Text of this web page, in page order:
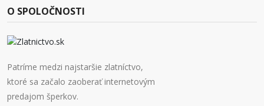
O SPOLOČNOSTI
Patríme medzi najstaršie zlatníctvo,
ktoré sa začalo zaoberať internetovým
predajom šperkov.